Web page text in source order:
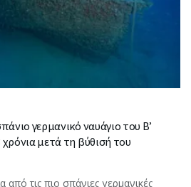
γερμανικό ναυάγιο του Β’
μετά τη βύθισή του
τις πιο σπάνιες γερμανικές